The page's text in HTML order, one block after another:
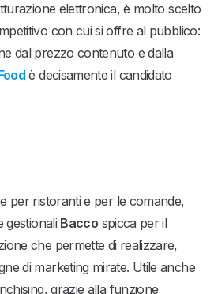
elettronica, è molto scelto
con cui si offre al pubblico:
dal prezzo contenuto e dalla
è decisamente il candidato
per ristoranti e per le comande,
gestionali Bacco spicca per il
che permette di realizzare,
di marketing mirate. Utile anche
grazie alla funzione